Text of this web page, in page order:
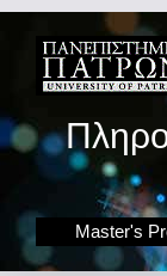
περιεχόμενο
Master's